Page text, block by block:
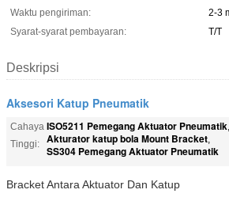
Waktu pengiriman:
2-3
Syarat-syarat pembayaran:
T/T
Deskripsi
Aksesori Katup Pneumatik
Cahaya
Tinggi:
ISO5211 Pemegang Aktuator Pneumatik,
Akturator katup bola Mount Bracket,
SS304 Pemegang Aktuator Pneumatik
Bracket Antara Aktuator Dan Katup